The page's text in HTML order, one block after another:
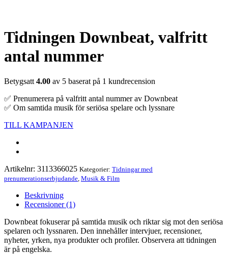
Tidningen Downbeat, valfritt
antal nummer
Betygsatt 4.00 av 5 baserat på 1 kundrecension
✅ Prenumerera på valfritt antal nummer av Downbeat
✅ Om samtida musik för seriösa spelare och lyssnare
TILL KAMPANJEN
Artikelnr: 3113366025 Kategorier: Tidningar med
prenumerationserbjudande Musik & Film
Beskrivning
Recensioner (1)
Downbeat fokuserar på samtida musik och riktar sig mot den seriösa
spelaren och lyssnaren. Den innehåller intervjuer, recensioner,
nyheter, yrken, nya produkter och profiler. Observera att tidningen
är på engelska.